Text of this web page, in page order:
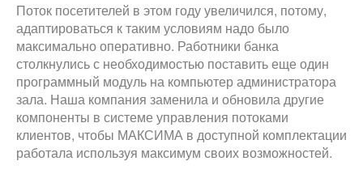
Поток посетителей в этом году увеличился, потому,
адаптироваться к таким условиям надо было
максимально оперативно. Работники банка
столкнулись с необходимостью поставить еще один
программный модуль на компьютер администратора
зала. Наша компания заменила и обновила другие
компоненты в системе управления потоками
клиентов, чтобы МАКСИМА в доступной комплектации
работала используя максимум своих возможностей.